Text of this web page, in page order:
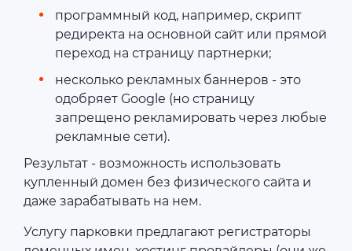
программный код, например, скрипт
редиректа на основной сайт или прямой
переход на страницу партнерки;
несколько рекламных баннеров - это
одобряет Google (но страницу
запрещено рекламировать через любые
рекламные сети).
Результат - возможность использовать
купленный домен без физического сайта и
даже зарабатывать на нем.
Услугу парковки предлагают регистраторы